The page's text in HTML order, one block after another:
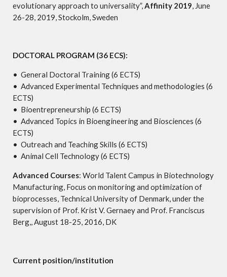
evolutionary approach to universality”, Affinity 2019 , June
26-28, 2019, Stockolm, Sweden
DOCTORAL PROGRAM (36 ECS):
• General Doctoral Training (6 ECTS)
• Advanced Experimental Techniques and methodologies (6
ECTS)
• Bioentrepreneurship (6 ECTS)
• Advanced Topics in Bioengineering and Biosciences (6
ECTS)
• Outreach and Teaching Skills (6 ECTS)
• Animal Cell Technology (6 ECTS)
Advanced Courses: World Talent Campus in Biotechnology
Manufacturing, Focus on monitoring and optimization of
bioprocesses, Technical University of Denmark, under the
supervision of Prof. Krist V. Gernaey and Prof. Franciscus
Berg,, August 18-25, 2016, DK
Current position/institution